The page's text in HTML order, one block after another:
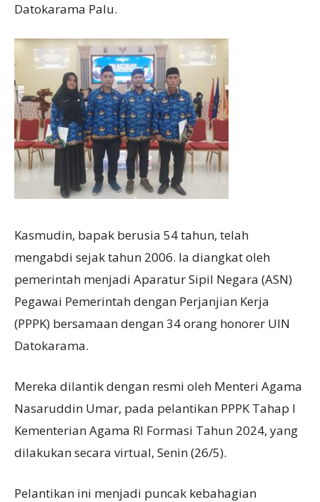
Datokarama Palu.
Kasmudin, bapak berusia 54 tahun, telah
mengabdi sejak tahun 2006. Ia diangkat oleh
pemerintah menjadi Aparatur Sipil Negara (ASN)
Pegawai Pemerintah dengan Perjanjian Kerja
(PPPK) bersamaan dengan 34 orang honorer UIN
Datokarama.
Mereka dilantik dengan resmi oleh Menteri Agama
Nasaruddin Umar, pada pelantikan PPPK Tahap I
Kementerian Agama RI Formasi Tahun 2024, yang
dilakukan secara virtual, Senin (26/5).
Pelantikan ini menjadi puncak kebahagian